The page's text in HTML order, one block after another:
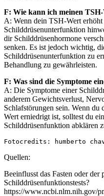
F: Wie kann ich meinen
A: Wenn dein TSH-Wert
Schilddrüsenunterfunktion
dir Schilddrüsenhormone
senken. Es ist jedoch wichtig,
Schilddrüsenunterfunktion zu
Behandlung zu gewährleisten.
F: Was sind die Symptome
A: Die Symptome einer
anderem Gewichtsverlust,
Schlafstörungen sein. Wenn du
Wert erniedrigt ist, solltest du
Schilddrüsenfunktion abklären
Fotocredits: humberto
Quellen:
Beeinflusst das Fasten oder der
Schilddrüsenfunktionstests?
https://www.ncbi.nlm.nih.gov/